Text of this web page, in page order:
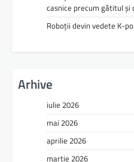
casnice precum gătitul și
Roboții devin vedete K-
Arhive
iulie 2026
mai 2026
aprilie 2026
martie 2026